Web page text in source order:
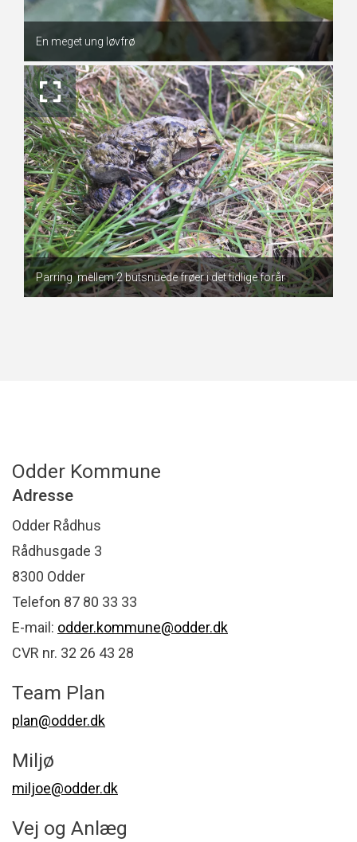
En meget ung løvfrø
Parring mellem 2 butsnuede frøer i det tidlige forår
Odder Kommune
Adresse
Odder Rådhus
Rådhusgade 3
8300 Odder
Telefon 87 80 33 33
E-mail: odder.kommune@odder.dk
CVR nr. 32 26 43 28
Team Plan
plan@odder.dk
Miljø
miljoe@odder.dk
Vej og Anlæg